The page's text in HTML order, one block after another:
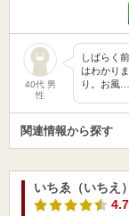
40代 男
性
しばらく
はわかり
り。お風…
関連情報から探す
いちゑ（いちえ）